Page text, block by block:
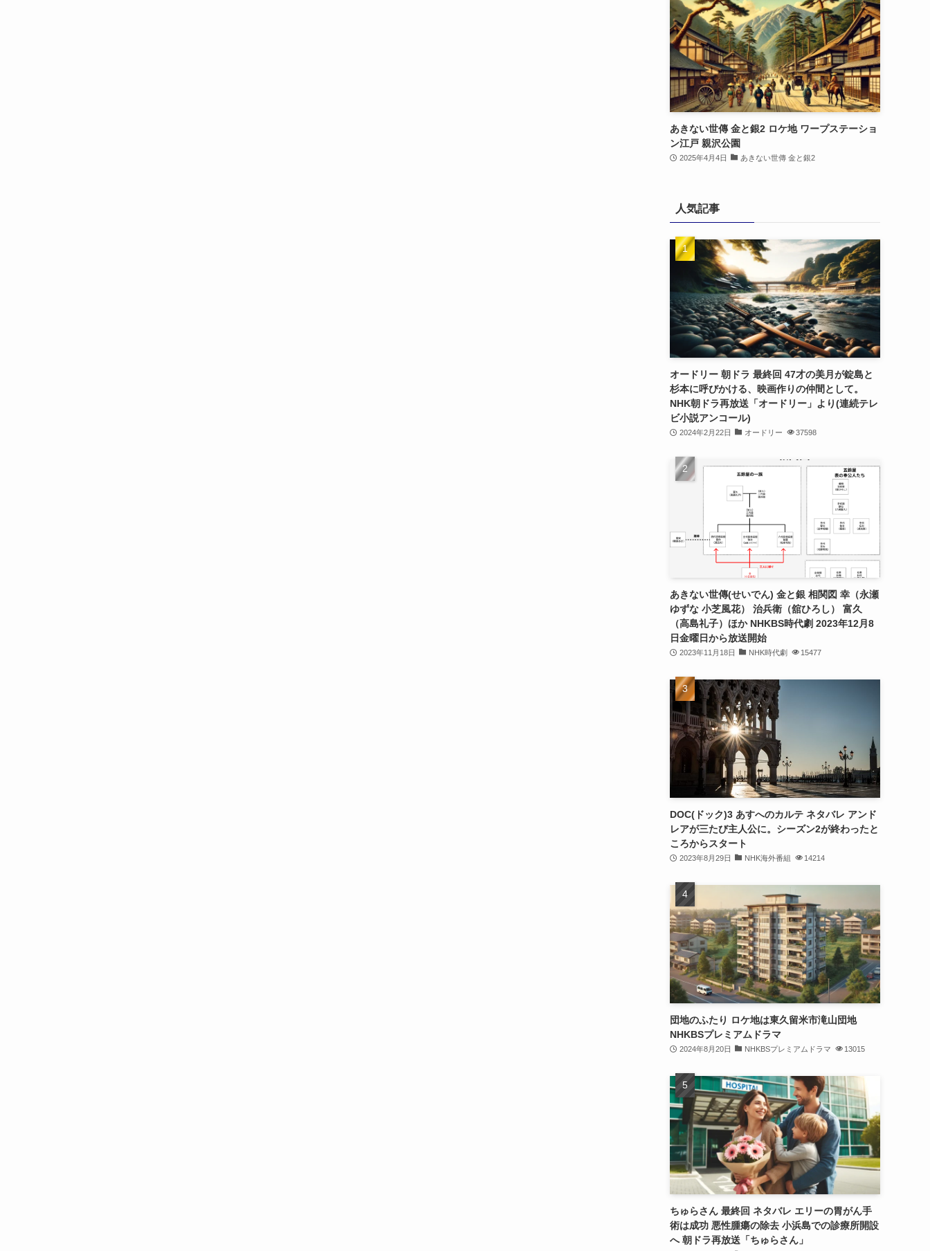
あきない世傳 金と銀2 ロケ地 ワープステーショ
ン江戸 親沢公園
2025年4月4日 あきない世傳 金と銀2
人気記事
オードリー 朝ドラ 最終回 47才の美月が錠島と
杉本に呼びかける、映画作りの仲間として。
NHK朝ドラ再放送「オードリー」より(連続テレ
ビ小説アンコール)
2024年2月22日 オードリー 37598
あきない世傳(せいでん) 金と銀 相関図 幸（永瀬
ゆずな 小芝風花） 治兵衛（舘ひろし） 富久
（高島礼子）ほか NHKBS時代劇 2023年12月8
日金曜日から放送開始
2023年11月18日 NHK時代劇 15477
DOC(ドック)3 あすへのカルテ ネタバレ アンド
レアが三たび主人公に。シーズン2が終わったと
ころからスタート
2023年8月29日 NHK海外番組 14214
団地のふたり ロケ地は東久留米市滝山団地
NHKBSプレミアムドラマ
2024年8月20日 NHKBSプレミアムドラマ 13015
ちゅらさん 最終回 ネタバレ エリーの胃がん手
術は成功 悪性腫瘍の除去 小浜島での診療所開設
へ 朝ドラ再放送「ちゅらさん」